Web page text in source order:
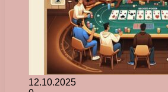
12.10.2025